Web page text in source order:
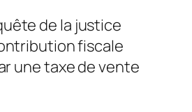
de la justice
fiscale
une taxe de vente